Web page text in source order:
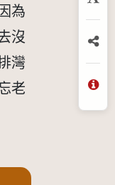
為
沒
灣
老
放
分